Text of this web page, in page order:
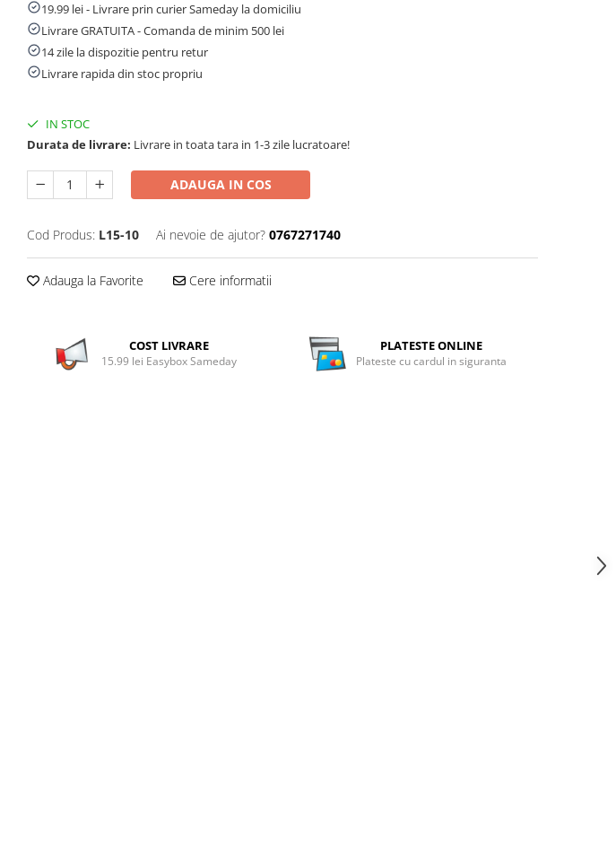
19.99 lei - Livrare prin curier Sameday la domiciliu
Livrare GRATUITA - Comanda de minim 500 lei
14 zile la dispozitie pentru retur
Livrare rapida din stoc propriu
IN STOC
Durata de livrare: Livrare in toata tara in 1-3 zile lucratoare!
ADAUGA IN COS
Cod Produs: L15-10 Ai nevoie de ajutor? 0767271740
Adauga la Favorite Cere informatii
COST LIVRARE
15.99 lei Easybox Sameday
PLATESTE ONLINE
Plateste cu cardul in siguranta